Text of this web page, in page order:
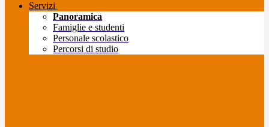
Servizi
Panoramica
Famiglie e studenti
Personale scolastico
Percorsi di studio